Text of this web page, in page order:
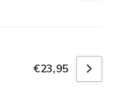
€23,95